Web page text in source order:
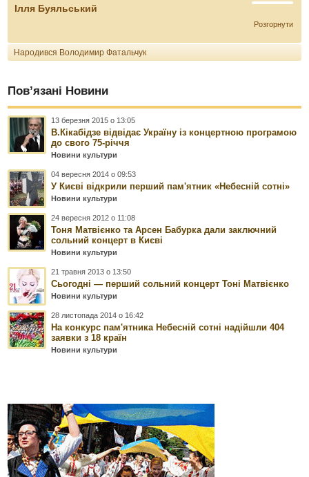
Ілля Буяльський
Розгорнути
Народився Володимир Фатальчук
Пов’язані Новини
13 березня 2015 о 13:05
В.Кікабідзе відвідає Україну із концертною програмою
до свого 75-річчя
Новини культури
04 вересня 2014 о 09:53
У Києві відкрили перший пам'ятник «Небесній сотні»
Новини культури
24 вересня 2012 о 11:08
Тоня Матвієнко та Арсен Бабурка дали заключний
сольний концерт в Києві
Новини культури
21 травня 2013 о 13:50
Сьогодні — перший сольний концерт Тоні Матвієнко
Новини культури
28 листопада 2014 о 16:42
На конкурс пам'ятника Небесній сотні надійшли 404
заявки з 18 країн
Новини культури